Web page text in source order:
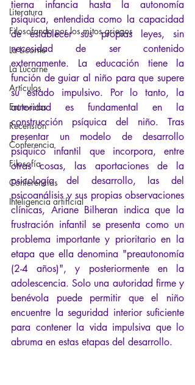
Literatura
Filosofando por los mitos griegos
La Licorne
La Lucarne
Artículos
Entrevistas
Recensión
Conferencia
Filosofía
Conferencias
Inteligencia artificial
tierna infancia hasta la autonomía
psíquica, entendida como la capacidad
de establecer sus propias leyes, sin
necesidad de ser contenido
externamente. La educación tiene la
función de guiar al niño para que supere
su estado impulsivo. Por lo tanto, la
autoridad es fundamental en la
construcción psíquica del niño. Tras
presentar un modelo de desarrollo
psíquico infantil que incorpora, entre
otras cosas, las aportaciones de la
psicología del desarrollo, las del
psicoanálisis y sus propias observaciones
clínicas, Ariane Bilheran indica que la
frustración infantil se presenta como un
problema importante y prioritario en la
etapa que ella denomina "preautonomía
(2-4 años)", y posteriormente en la
adolescencia. Solo una autoridad firme y
benévola puede permitir que el niño
encuentre la seguridad interior suficiente
para contener la vida impulsiva que lo
abruma en estas etapas del desarrollo.